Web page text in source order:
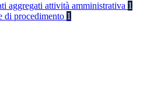
aggregati attività amministrativa 1
di procedimento 1